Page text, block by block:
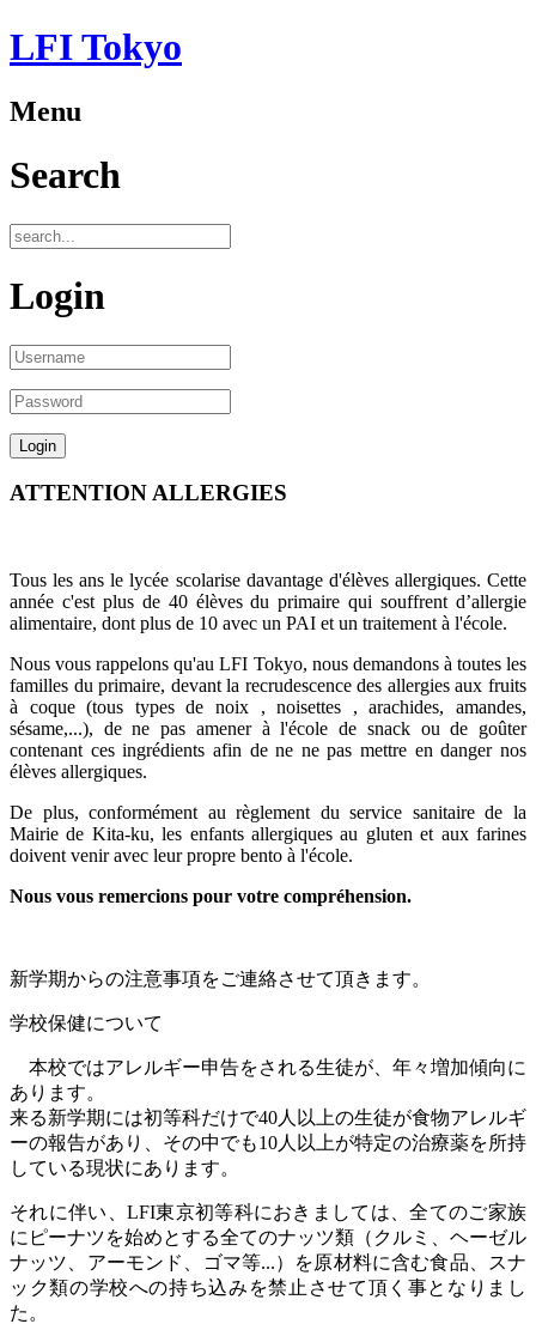
LFI Tokyo
Menu
Search
Login
ATTENTION ALLERGIES
Tous les ans le lycée scolarise davantage d'élèves allergiques. Cette
année c'est plus de 40 élèves du primaire qui souffrent d’allergie
alimentaire, dont plus de 10 avec un PAI et un traitement à l'école.
Nous vous rappelons qu'au LFI Tokyo, nous demandons à toutes les
familles du primaire, devant la recrudescence des allergies aux fruits
à coque (tous types de noix , noisettes , arachides, amandes,
sésame,...), de ne pas amener à l'école de snack ou de goûter
contenant ces ingrédients afin de ne ne pas mettre en danger nos
élèves allergiques.
De plus, conformément au règlement du service sanitaire de la
Mairie de Kita-ku, les enfants allergiques au gluten et aux farines
doivent venir avec leur propre bento à l'école.
Nous vous remercions pour votre compréhension.
新学期からの注意事項をご連絡させて頂きます。
学校保健について
本校ではアレルギー申告をされる生徒が、年々増加傾向に
あります。
来る新学期には初等科だけで40人以上の生徒が食物アレルギ
ーの報告があり、その中でも10人以上が特定の治療薬を所持
している現状にあります。
それに伴い、 LFI東京初等科におきましては、全てのご家族
にピーナツを始めとする全てのナッツ類（クルミ、ヘーゼル
ナッツ、アーモンド、ゴマ等...）を原材料に含む食品、スナ
ック類の学校への持ち込みを禁止させて頂く事となりまし
た。